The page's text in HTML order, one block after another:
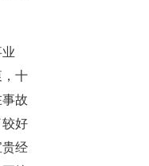
十
故
好
经